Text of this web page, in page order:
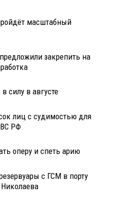
масштабный
закрепить на
силу в августе
лиц с судимостью для
ВС РФ
оперу и спеть арию
с ГСМ в порту